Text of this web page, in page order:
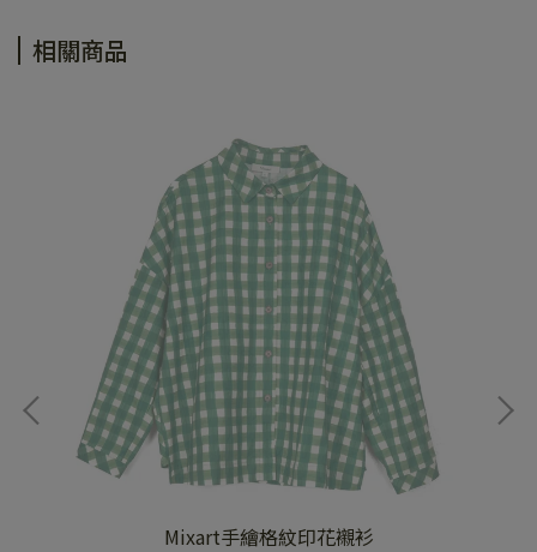
相關商品
Mixart手繪格紋印花襯衫